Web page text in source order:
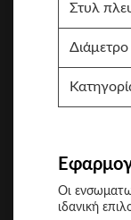
Στυλ
Διάμετρο
Οι
ιδανική